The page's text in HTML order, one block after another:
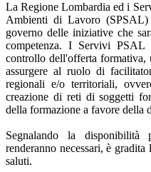
La Regione Lombardia ed i
Ambienti di Lavoro
governo delle iniziative che
competenza. I Servivi
controllo dell'offerta formativa,
assurgere al ruolo di
regionali e/o territoriali,
creazione di reti di soggetti
della formazione a favore della
Segnalando la
renderanno necessari, è
saluti.